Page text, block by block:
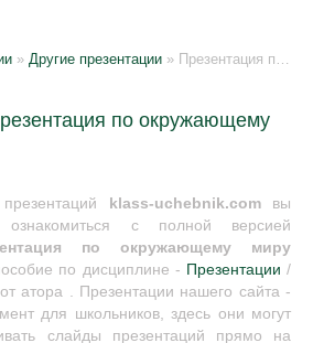
» Другие презентации » Презентация по окружающему миру "Нефть"
по окружающему
klass-uchebnik.comвы
ознакомиться с полной версией
по окружающему миру
по дисциплине - Презентации /
атора . Презентации нашего сайта -
для школьников, здесь они могут
слайды презентаций прямо на